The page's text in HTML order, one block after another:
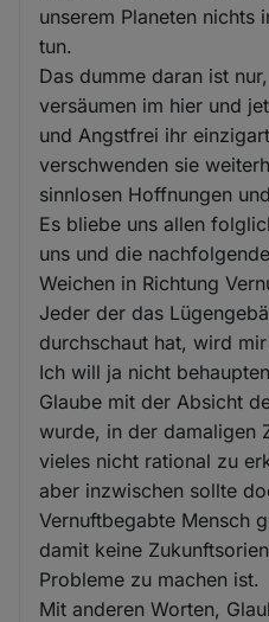
unserem Planeten nichts
tun.
Das dumme daran ist
versäumen im hier und
und Angstfrei ihr
verschwenden sie
sinnlosen Hoffnungen
Es bliebe uns allen
uns und die
Weichen in Richtung
Jeder der das
durchschaut hat, wird
Ich will ja nicht
Glaube mit der Absicht
wurde, in der damaligen
vieles nicht rational zu
aber inzwischen sollte
Vernuftbegabte Mensch
damit keine
Probleme zu machen ist.
Mit anderen Worten,